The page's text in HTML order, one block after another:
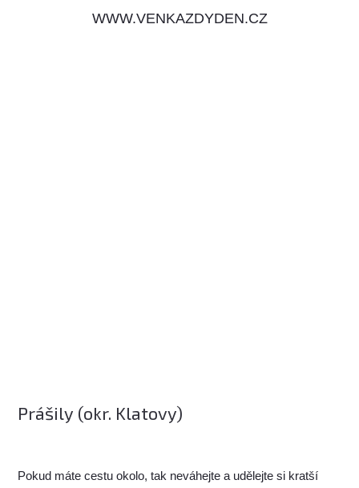
WWW.VENKAZDYDEN.CZ
Prášily (okr. Klatovy)
Pokud máte cestu okolo, tak neváhejte a udělejte si kratší